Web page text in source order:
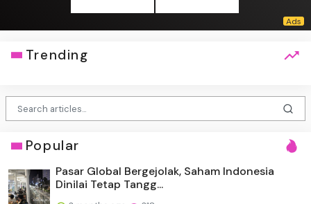
Trending
Popular
Pasar Global Bergejolak, Saham Indonesia
Dinilai Tetap Tangg...